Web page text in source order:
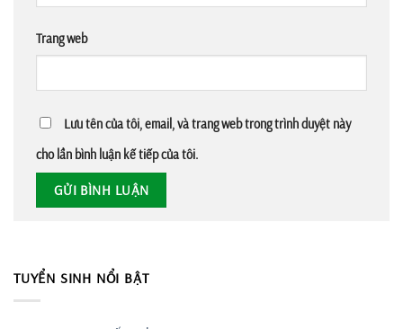
Trang web
Lưu tên của tôi, email, và trang web trong trình duyệt này
cho lần bình luận kế tiếp của tôi.
TUYỂN SINH NỔI BẬT